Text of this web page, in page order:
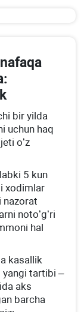
bir yilda
uchun haq
oʻz
5 kun
хodimlar
nazorat
notoʻgʻri
hal
kasallik
yangi tartibi –
aks
barcha